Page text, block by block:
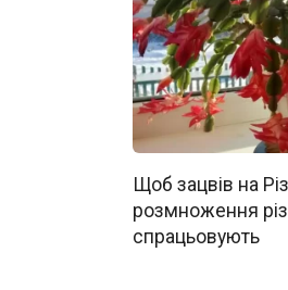
Щоб зацвів на
розмноження
спрацьовують